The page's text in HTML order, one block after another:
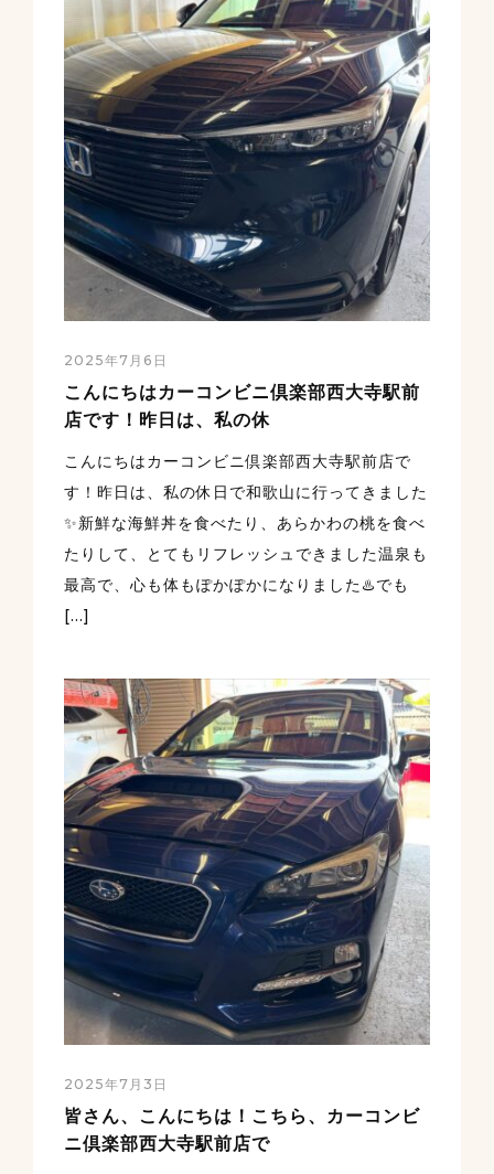
2025年7月6日
こんにちはカーコンビニ倶楽部西大寺駅前
店です！昨日は、私の休
こんにちはカーコンビニ倶楽部西大寺駅前店で
す！昨日は、私の休日で和歌山に行ってきました️
✨新鮮な海鮮丼を食べたり、あらかわの桃を食べ
たりして、とてもリフレッシュできました温泉も
最高で、心も体もぽかぽかになりました♨️でも
[…]
2025年7月3日
皆さん、こんにちは！こちら、カーコンビ
ニ倶楽部西大寺駅前店で